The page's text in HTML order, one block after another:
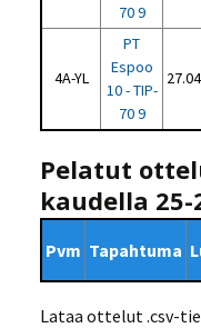
70 9
4A-YL
PT
Espoo
10 - TIP-
70 9
Pelatut
kaudella 25-
Pvm Tapahtuma
Lataa ottelut .csv-